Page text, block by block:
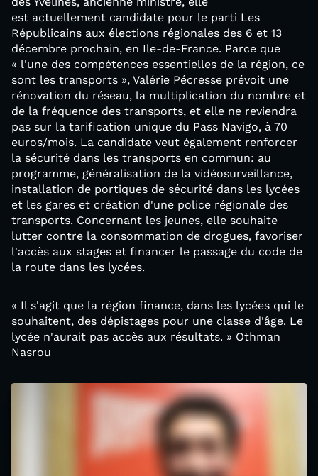
est actuellement candidate pour le parti Les
Républicains aux élections régionales des 6 et 13
décembre prochain, en Ile-de-France. Parce que
« l'une des compétences essentielles de la région, ce
sont les transports », Valérie Pécresse prévoit une
rénovation du réseau, la multiplication du nombre et
de la fréquence des transports, et elle ne reviendra
pas sur la tarification unique du Pass Navigo, à 70
euros/mois. La candidate veut également renforcer
la sécurité dans les transports en commun: au
programme, généralisation de la vidéosurveillance,
installation de portiques de sécurité dans les lycées
et les gares et création d'une police régionale des
transports. Concernant les jeunes, elle souhaite
lutter contre la consommation de drogues, favoriser
l'accès aux stages et financer le passage du code de
la route dans les lycées.
« Il s'agit que la région finance, dans les lycées qui le
souhaitent, des dépistages pour une classe d'âge. Le
lycée n'aurait pas accès aux résultats. » Othman
Nasrou